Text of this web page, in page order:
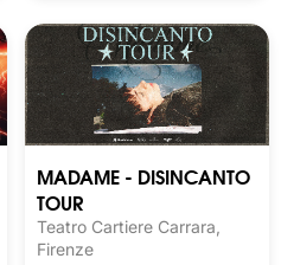
MADAME - DISINCANTO
TOUR
Teatro Cartiere Carrara,
Firenze